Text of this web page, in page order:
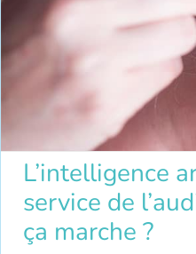
L’intelligence
service de
ça marche ?